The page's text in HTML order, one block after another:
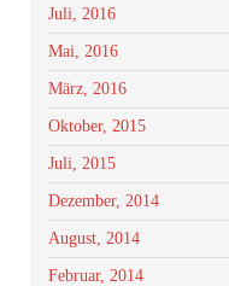
Juli, 2016
Mai, 2016
März, 2016
Oktober, 2015
Juli, 2015
Dezember, 2014
August, 2014
Februar, 2014